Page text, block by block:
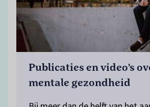
Publicaties en video's
mentale gezondheid